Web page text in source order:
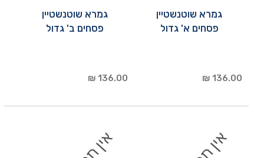
גמרא שוטנשטיין
פסחים א' גדול
136.00 ₪
גמרא שוטנשטיין
פסחים ב' גדול
136.00 ₪